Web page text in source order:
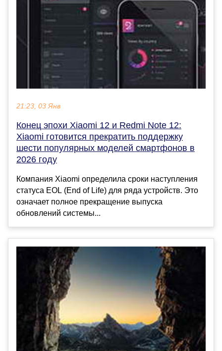
21:23, 03 Янв
Конец эпохи Xiaomi 12 и Redmi Note 12:
Xiaomi готовится прекратить поддержку
шести популярных моделей смартфонов в
2026 году
Компания Xiaomi определила сроки наступления
статуса EOL (End of Life) для ряда устройств. Это
означает полное прекращение выпуска
обновлений системы...